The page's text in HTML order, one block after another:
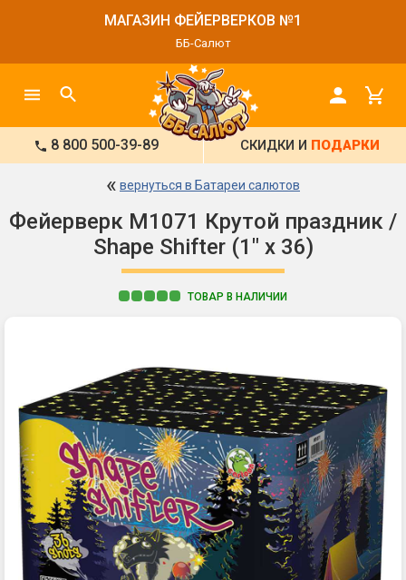
МАГАЗИН ФЕЙЕРВЕРКОВ №1
ББ-Салют
8 800 500-39-89 СКИДКИ И ПОДАРКИ
« вернуться в Батареи салютов
Фейерверк M1071 Крутой праздник /
Shape Shifter (1" х 36)
ТОВАР В НАЛИЧИИ